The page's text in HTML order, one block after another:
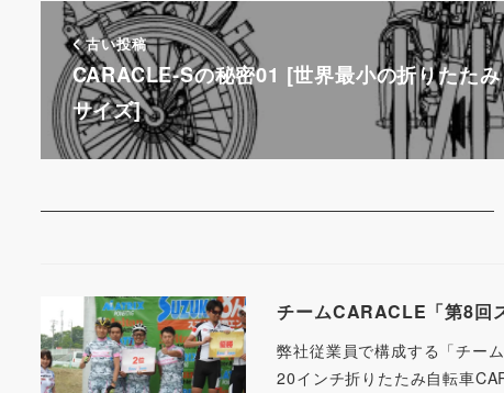
o
k
er
古い投稿
CARACLE-Sの秘密01 [世界最小の折りたたみ
サイズ]
チームCARACLE「第8回
弊社従業員で構成する「チー
20インチ折りたたみ自転車